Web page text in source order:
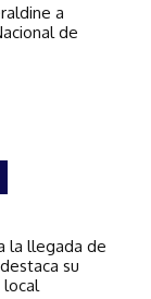
a
de
la llegada de
su
local